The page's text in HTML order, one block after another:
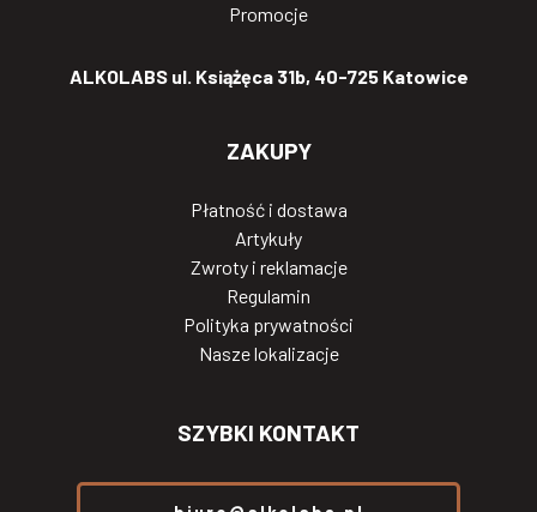
Promocje
ALKOLABS ul. Książęca 31b, 40-725 Katowice
ZAKUPY
Płatność i dostawa
Artykuły
Zwroty i reklamacje
Regulamin
Polityka prywatności
Nasze lokalizacje
SZYBKI KONTAKT